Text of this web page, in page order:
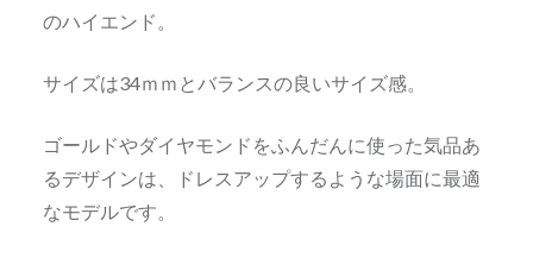
のハイエンド。
サイズは34ｍｍとバランスの良いサイズ感。
ゴールドやダイヤモンドをふんだんに使った気品あ
るデザインは、ドレスアップするような場面に最適
なモデルです。